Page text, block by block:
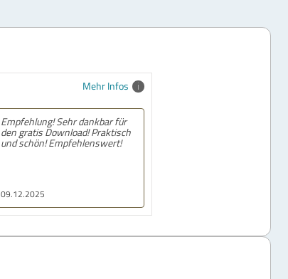
Mehr Infos
09.12.2025
Empfehlung! Sehr dankbar für
den gratis Download! Praktisch
und schön! Empfehlenswert!